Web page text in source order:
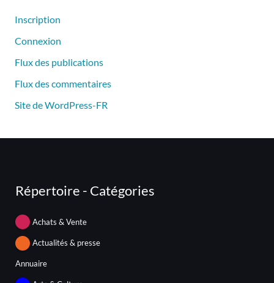
Inscription
Connexion
Flux des publications
Flux des commentaires
Site de WordPress-FR
Répertoire - Catégories
Achats & Vente
Actualités & presse
Annuaire